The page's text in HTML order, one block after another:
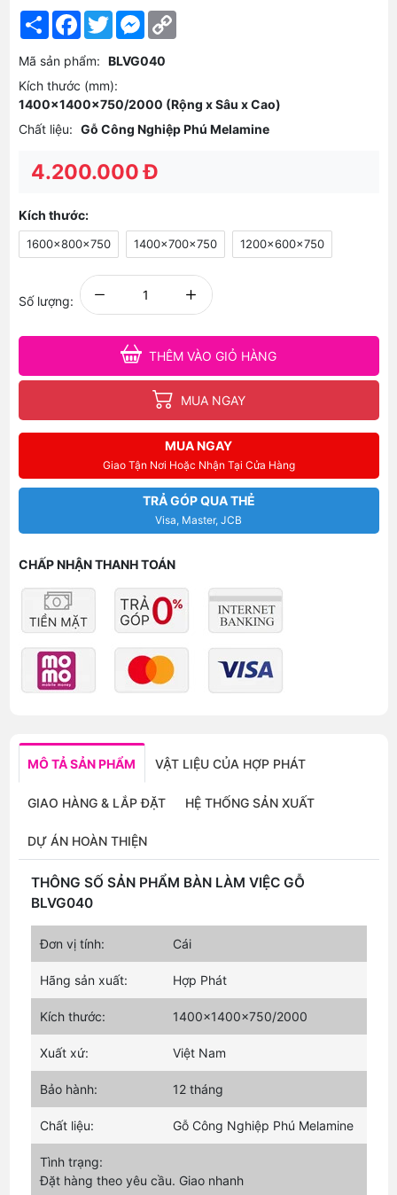
ShareFacebook
TwitterMessenger
Copy
Mã sản phẩm: BLVG040
Kích thước (mm):
1400x1400x750/2000 (Rộng x Sâu x Cao)
Chất liệu: Gỗ Công Nghiệp Phú Melamine
4.200.000 Đ
Kích thước:
1600x800x750 1400x700x750 1200x600x750
Số lượng:
THÊM VÀO GIỎ HÀNG
MUA NGAY
MUA NGAY
Giao Tận Nơi Hoặc Nhận Tại Cửa Hàng
TRẢ GÓP QUA THẺ
Visa, Master, JCB
CHẤP NHẬN THANH TOÁN
MÔ TẢ SẢN PHẨM VẬT LIỆU CỦA HỢP PHÁT
GIAO HÀNG & LẮP ĐẶT HỆ THỐNG SẢN XUẤT
DỰ ÁN HOÀN THIỆN
THÔNG SỐ SẢN PHẨM BÀN LÀM VIỆC GỖ
BLVG040
Đơn vị tính: Cái
Hãng sản xuất: Hợp Phát
Kích thước: 1400x1400x750/2000
Xuất xứ: Việt Nam
Bảo hành: 12 tháng
Chất liệu: Gỗ Công Nghiệp Phú Melamine
Tình trạng:
Đặt hàng theo yêu cầu. Giao nhanh